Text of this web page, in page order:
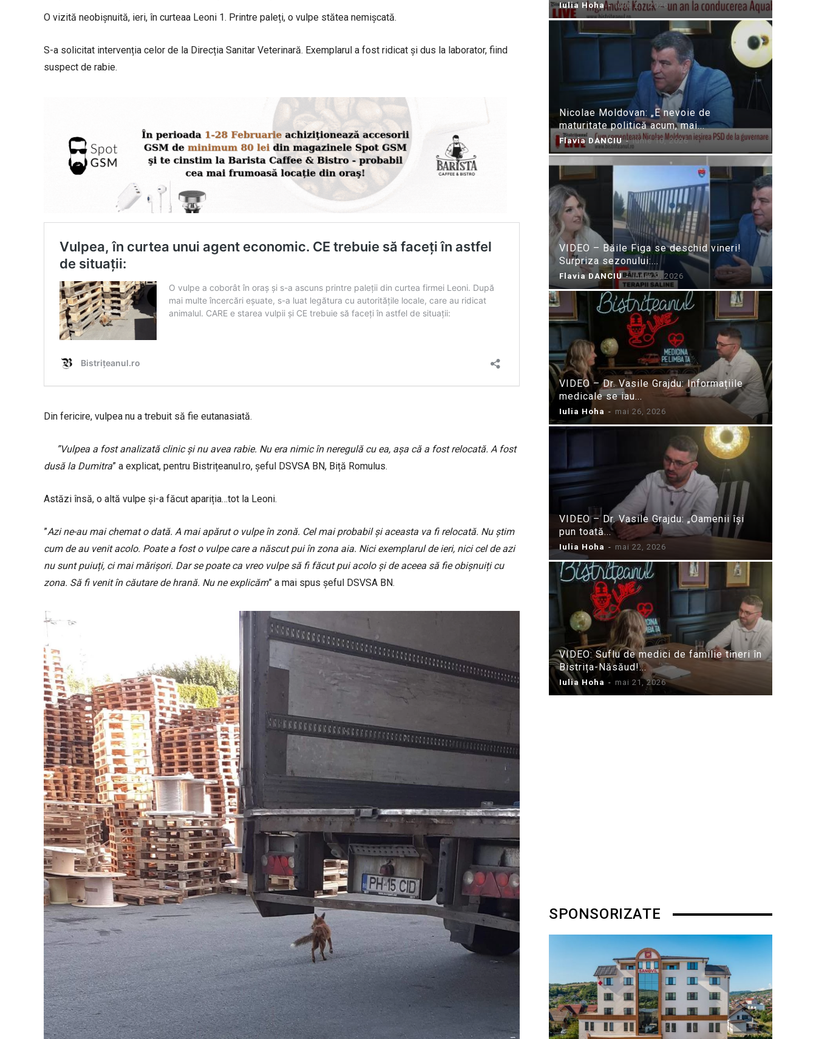
O vizită neobișnuită, ieri, în curteaa Leoni 1. Printre paleți, o vulpe stătea nemișcată.
S-a solicitat intervenția celor de la Direcția Sanitar Veterinară. Exemplarul a fost ridicat și dus la laborator, fiind
suspect de rabie.
Din fericire, vulpea nu a trebuit să fie eutanasiată.
”Vulpea a fost analizată clinic și nu avea rabie. Nu era nimic în neregulă cu ea, așa că a fost relocată. A fost
dusă la Dumitra” a explicat, pentru Bistrițeanul.ro, șeful DSVSA BN, Biță Romulus.
Astăzi însă, o altă vulpe și-a făcut apariția…tot la Leoni.
”Azi ne-au mai chemat o dată. A mai apărut o vulpe în zonă. Cel mai probabil și aceasta va fi relocată. Nu știm
cum de au venit acolo. Poate a fost o vulpe care a născut pui în zona aia. Nici exemplarul de ieri, nici cel de azi
nu sunt puiuți, ci mai mărișori. Dar se poate ca vreo vulpe să fi făcut pui acolo și de aceea să fie obișnuiți cu
zona. Să fi venit în căutare de hrană. Nu ne explicăm” a mai spus șeful DSVSA BN.
Iulia Hoha - iulie 21, 2026
Nicolae Moldovan: „E nevoie de
maturitate politică acum, mai...
Flavia DANCIU - iunie 10, 2026
VIDEO – Băile Figa se deschid vineri!
Surpriza sezonului:...
Flavia DANCIU - iunie 9, 2026
VIDEO – Dr. Vasile Grajdu: Informațiile
medicale se iau...
Iulia Hoha - mai 26, 2026
VIDEO – Dr. Vasile Grajdu: „Oamenii își
pun toată...
Iulia Hoha - mai 22, 2026
VIDEO: Suflu de medici de familie tineri în
Bistrița-Năsăud!...
Iulia Hoha - mai 21, 2026
SPONSORIZATE